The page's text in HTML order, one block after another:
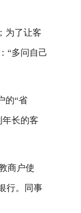
为了让客
“多问自己
的“省
长的客
商户使
行。同事